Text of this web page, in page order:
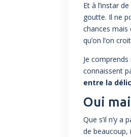
Et à l’instar
goutte. Il ne
chances mais
qu’on l’on
Je
connaissent
entre la
Oui
Que s’il n’y a
de beaucoup,